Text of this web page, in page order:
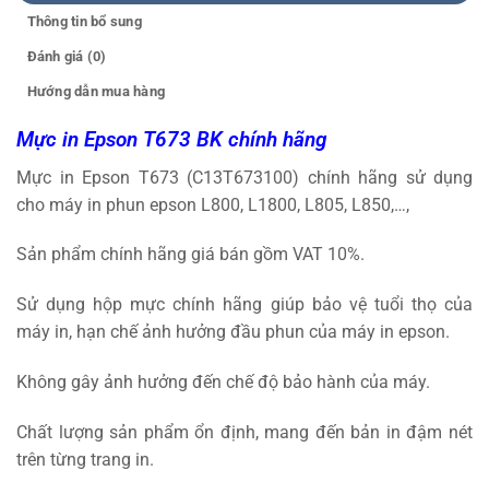
Thông tin bổ sung
Đánh giá (0)
Hướng dẫn mua hàng
Mực in Epson T673 BK chính hãng
Mực in Epson T673 (C13T673100) chính hãng sử dụng
cho máy in phun epson L800, L1800, L805, L850,…,
Sản phẩm chính hãng giá bán gồm VAT 10%.
Sử dụng hộp mực chính hãng giúp bảo vệ tuổi thọ của
máy in, hạn chế ảnh hưởng đầu phun của máy in epson.
Không gây ảnh hưởng đến chế độ bảo hành của máy.
Chất lượng sản phẩm ổn định, mang đến bản in đậm nét
trên từng trang in.